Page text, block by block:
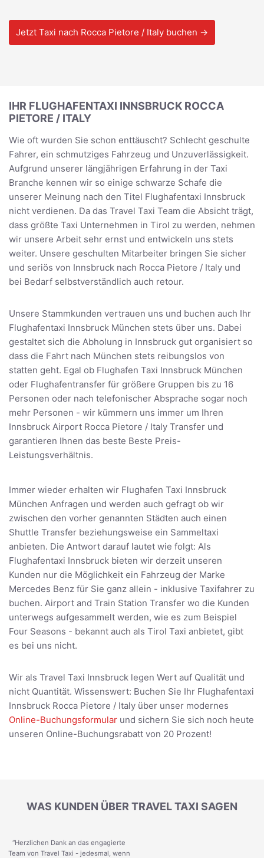
Jetzt Taxi nach Rocca Pietore / Italy buchen →
IHR FLUGHAFENTAXI INNSBRUCK ROCCA
PIETORE / ITALY
Wie oft wurden Sie schon enttäuscht? Schlecht geschulte
Fahrer, ein schmutziges Fahrzeug und Unzuverlässigkeit.
Aufgrund unserer längjährigen Erfahrung in der Taxi
Branche kennen wir so einige schwarze Schafe die
unserer Meinung nach den Titel Flughafentaxi Innsbruck
nicht verdienen. Da das Travel Taxi Team die Absicht trägt,
dass größte Taxi Unternehmen in Tirol zu werden, nehmen
wir unsere Arbeit sehr ernst und entwickeln uns stets
weiter. Unsere geschulten Mitarbeiter bringen Sie sicher
und seriös von Innsbruck nach Rocca Pietore / Italy und
bei Bedarf selbstverständlich auch retour.
Unsere Stammkunden vertrauen uns und buchen auch Ihr
Flughafentaxi Innsbruck München stets über uns. Dabei
gestaltet sich die Abholung in Innsbruck gut organisiert so
dass die Fahrt nach München stets reibungslos von
statten geht. Egal ob Flughafen Taxi Innsbruck München
oder Flughafentransfer für größere Gruppen bis zu 16
Personen oder nach telefonischer Absprache sogar noch
mehr Personen - wir kümmern uns immer um Ihren
Innsbruck Airport Rocca Pietore / Italy Transfer und
garantieren Ihnen das beste Beste Preis-
Leistungsverhältnis.
Immer wieder erhalten wir Flughafen Taxi Innsbruck
München Anfragen und werden auch gefragt ob wir
zwischen den vorher genannten Städten auch einen
Shuttle Transfer beziehungsweise ein Sammeltaxi
anbieten. Die Antwort darauf lautet wie folgt: Als
Flughafentaxi Innsbruck bieten wir derzeit unseren
Kunden nur die Möglichkeit ein Fahrzeug der Marke
Mercedes Benz für Sie ganz allein - inklusive Taxifahrer zu
buchen. Airport and Train Station Transfer wo die Kunden
unterwegs aufgesammelt werden, wie es zum Beispiel
Four Seasons - bekannt auch als Tirol Taxi anbietet, gibt
es bei uns nicht.
Wir als Travel Taxi Innsbruck legen Wert auf Qualität und
nicht Quantität. Wissenswert: Buchen Sie Ihr Flughafentaxi
Innsbruck Rocca Pietore / Italy über unser modernes
Online-Buchungsformular und sichern Sie sich noch heute
unseren Online-Buchungsrabatt von 20 Prozent!
WAS KUNDEN ÜBER TRAVEL TAXI SAGEN
“Herzlichen Dank an das engagierte
Team von Travel Taxi - jedesmal, wenn